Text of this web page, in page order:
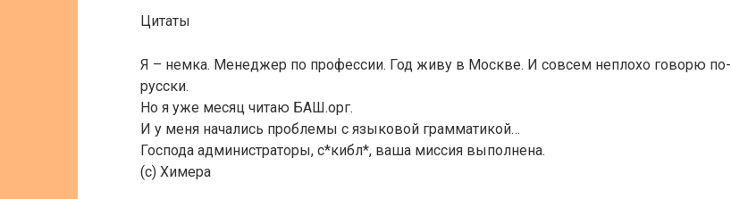
Цитаты
Я – немка. Менеджер по профессии. Год живу в Москве. И совсем неплохо говорю по-
русски.
Но я уже месяц читаю БАШ.орг.
И у меня начались проблемы с языковой грамматикой…
Господа администраторы, с*кибл*, ваша миссия выполнена.
(c) Химера